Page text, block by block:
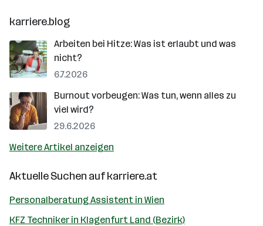
karriere.blog
Arbeiten bei Hitze: Was ist erlaubt und was
nicht?
6.7.2026
Burnout vorbeugen: Was tun, wenn alles zu
viel wird?
29.6.2026
Weitere Artikel anzeigen
Aktuelle Suchen aufkarriere.at
Personalberatung Assistent in Wien
KFZ Techniker in Klagenfurt Land (Bezirk)